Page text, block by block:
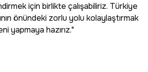
için birlikte çalışabiliriz. Türkiye
önündeki zorlu yolu kolaylaştırmak
yapmaya hazırız."